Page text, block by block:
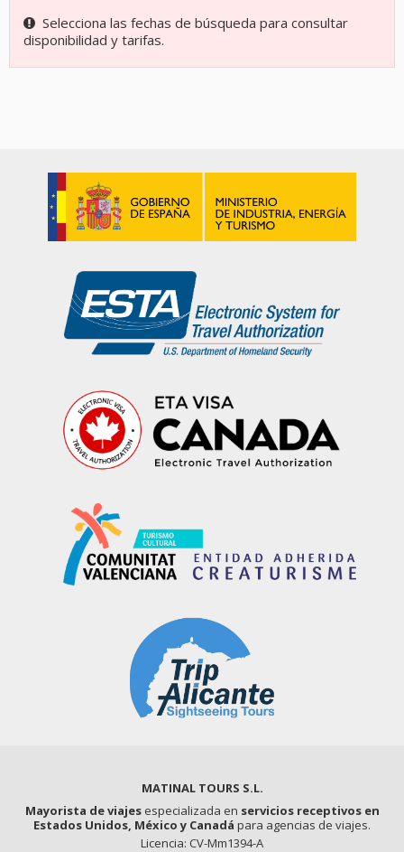
Selecciona las fechas de búsqueda para consultar
disponibilidad y tarifas.
MATINAL TOURS S.L.
Mayorista de viajesespecializada en servicios receptivos en
Estados Unidos, México y Canadá para agencias de viajes.
Licencia: CV-Mm1394-A